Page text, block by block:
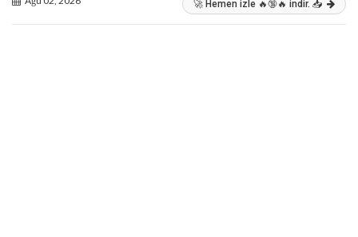
🚀 Hemen izle 🔥🔞🔥 indir. 📥